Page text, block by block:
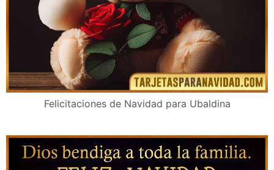
Felicitaciones de Navidad para Ubaldina